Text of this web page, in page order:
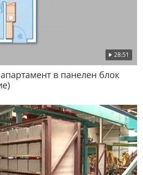
28:51
в панелен блок